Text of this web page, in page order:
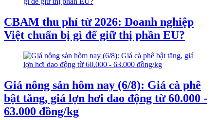
CBAM thu phí từ 2026: Doanh nghiệp
Việt chuẩn bị gì để giữ thị phần EU?
Giá nông sản hôm nay (6/8): Giá cà phê
bật tăng, giá lợn hơi dao động từ 60.000 -
63.000 đồng/kg